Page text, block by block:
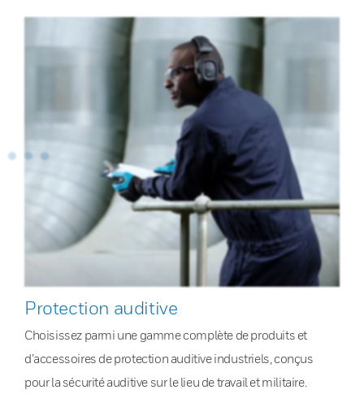
Protection auditive
Choisissez parmi une gamme complète de produits et
d’accessoires de protection auditive industriels, conçus
pour la sécurité auditive sur le lieu de travail et militaire.